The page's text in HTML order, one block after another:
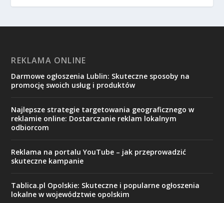
REKLAMA ONLINE
Darmowe ogłoszenia Lublin: Skuteczne sposoby na
promocję swoich usług i produktów
Najlepsze strategie targetowania geograficznego w
reklamie online: Dostarczanie reklam lokalnym
odbiorcom
Reklama na portalu YouTube – jak przeprowadzić
skuteczne kampanie
Tablica.pl Opolskie: Skuteczne i popularne ogłoszenia
lokalne w województwie opolskim